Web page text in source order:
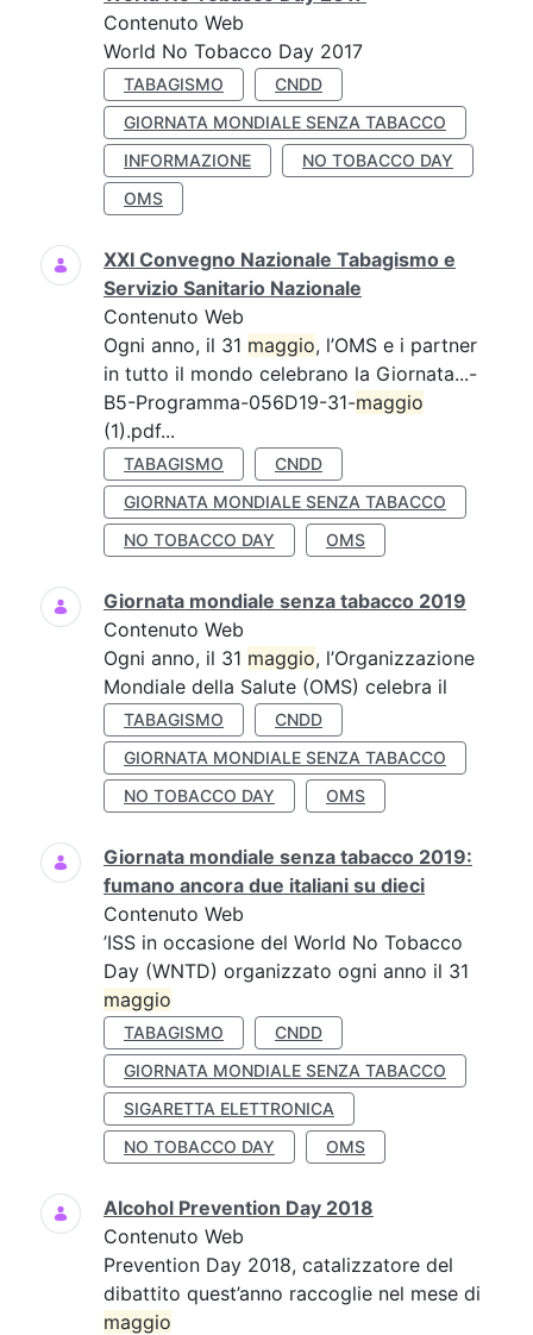
Contenuto Web
World No Tobacco Day 2017
TABAGISMO
CNDD
GIORNATA MONDIALE SENZA TABACCO
INFORMAZIONE
NO TOBACCO DAY
OMS
XXI Convegno Nazionale Tabagismo e
Servizio Sanitario Nazionale
Contenuto Web
Ogni anno, il 31 maggio, l’OMS e i partner
in tutto il mondo celebrano la Giornata...-
B5-Programma-056D19-31-maggio
(1).pdf...
TABAGISMO
CNDD
GIORNATA MONDIALE SENZA TABACCO
NO TOBACCO DAY
OMS
Giornata mondiale senza tabacco 2019
Contenuto Web
Ogni anno, il 31 maggio, l’Organizzazione
Mondiale della Salute (OMS) celebra il
TABAGISMO
CNDD
GIORNATA MONDIALE SENZA TABACCO
NO TOBACCO DAY
OMS
Giornata mondiale senza tabacco 2019:
fumano ancora due italiani su dieci
Contenuto Web
’ISS in occasione del World No Tobacco
Day (WNTD) organizzato ogni anno il 31
maggio
TABAGISMO
CNDD
GIORNATA MONDIALE SENZA TABACCO
SIGARETTA ELETTRONICA
NO TOBACCO DAY
OMS
Alcohol Prevention Day 2018
Contenuto Web
Prevention Day 2018, catalizzatore del
dibattito quest’anno raccoglie nel mese di
maggio